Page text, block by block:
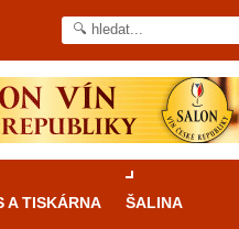
A TISKÁRNA ŠALINA